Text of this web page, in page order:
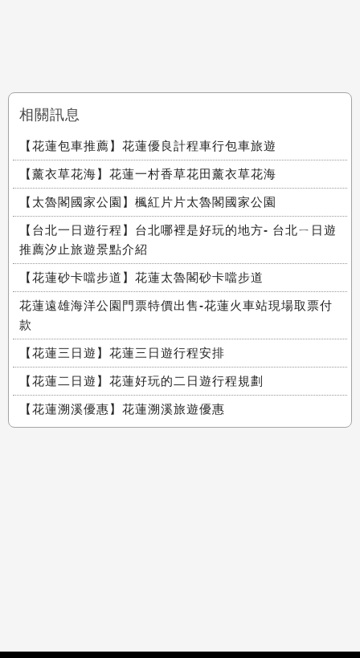
相關訊息
【花蓮包車推薦】花蓮優良計程車行包車旅遊
【薰衣草花海】花蓮一村香草花田薰衣草花海
【太魯閣國家公園】楓紅片片太魯閣國家公園
【台北一日遊行程】台北哪裡是好玩的地方- 台北ㄧ日遊
推薦汐止旅遊景點介紹
【花蓮砂卡噹步道】花蓮太魯閣砂卡噹步道
花蓮遠雄海洋公園門票特價出售-花蓮火車站現場取票付
款
【花蓮三日遊】花蓮三日遊行程安排
【花蓮二日遊】花蓮好玩的二日遊行程規劃
【花蓮溯溪優惠】花蓮溯溪旅遊優惠